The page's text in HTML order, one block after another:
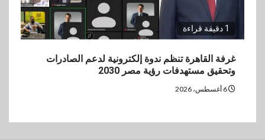
1 دقيقة قراءة
غرفة القاهرة تنظم ندوة إلكترونية لدعم الصادرات
وتحقيق مستهدفات رؤية مصر 2030